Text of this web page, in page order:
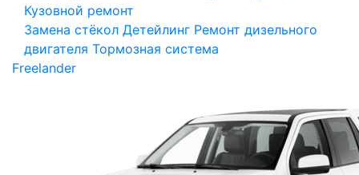
Кузовной ремонт
Замена стёкол Детейлинг Ремонт дизельного
двигателя Тормозная система
Freelander